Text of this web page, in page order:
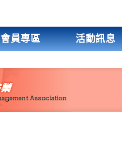
會員專區 活動訊息